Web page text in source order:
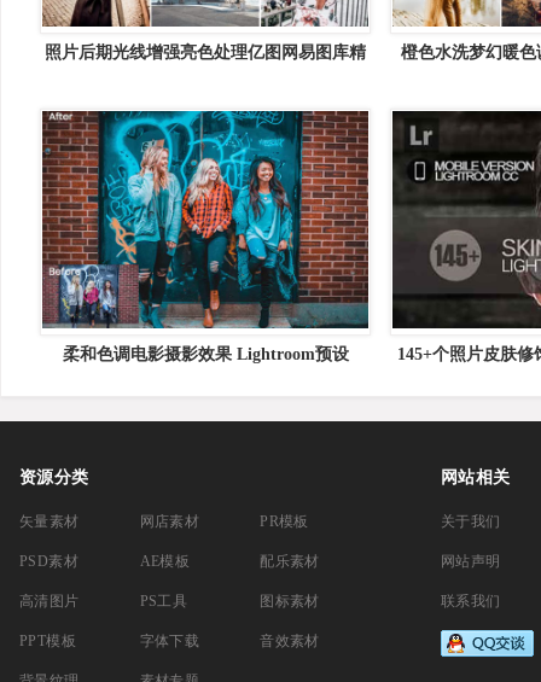
照片后期光线增强亮色处理亿图网易图库精
Lightroom Presets
橙色水洗梦幻暖
柔和色调电影摄影效果 Lightroom预设
Lightroom Presets
145+个照片皮肤
资源分类
矢量素材
PSD素材
高清图片
PPT模板
网店素材
AE模板
PS工具
字体下载
PR模板
配乐素材
图标素材
音效素材
网站相关
关于我们
网站声明
联系我们